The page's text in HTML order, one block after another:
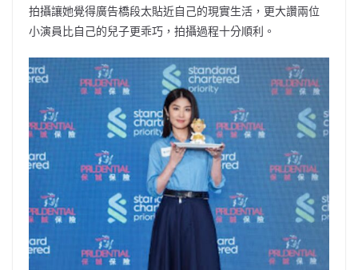
拍攝讓她覺得廣告橋段太貼近自己的現實生活，更大讚兩位
小演員比自己的兒子更乖巧，拍攝過程十分順利。